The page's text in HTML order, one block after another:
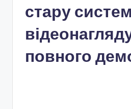
стару
повного